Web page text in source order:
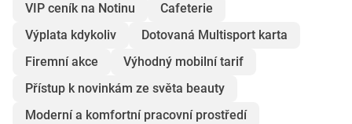
VIP ceník na Notinu
Cafeterie
Výplata kdykoliv
Dotovaná Multisport karta
Firemní akce
Výhodný mobilní tarif
Přístup k novinkám ze světa beauty
Moderní a komfortní pracovní prostředí